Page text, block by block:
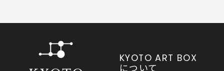
KYOTO ART BOX
について